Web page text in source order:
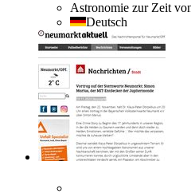
Astronomie zur Zeit
Deutsch